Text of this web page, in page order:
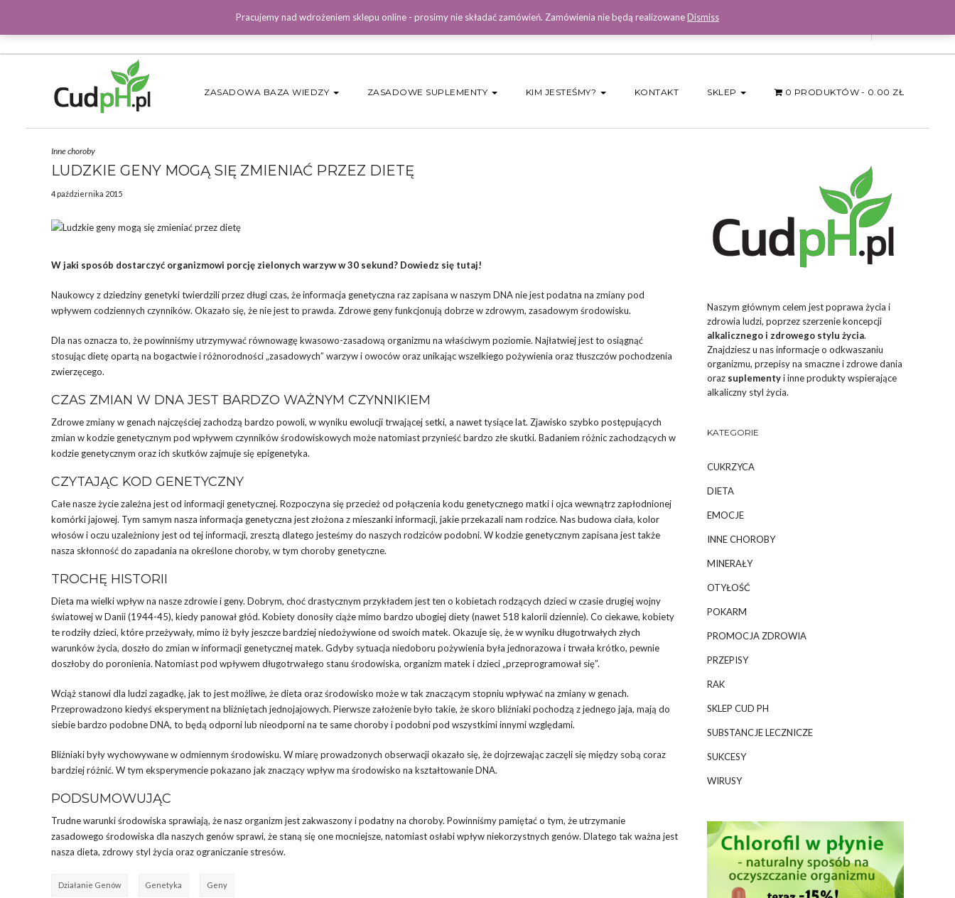
ZASADOWA BAZA WIEDZY ZASADOWE SUPLEMENTY KIM JESTEŚMY? KONTAKT SKLEP 0 PRODUKTÓW 0.00 ZŁ
Inne choroby
LUDZKIE GENY MOGĄ SIĘ ZMIENIAĆ PRZEZ DIETĘ
4 października 2015
W jaki sposób dostarczyć organizmowi porcję zielonych warzyw w 30 sekund? Dowiedz się tutaj!
Naukowcy z dziedziny genetyki twierdzili przez długi czas, że informacja genetyczna raz zapisana w naszym DNA nie jest podatna na zmiany pod
wpływem codziennych czynników. Okazało się, że nie jest to prawda. Zdrowe geny funkcjonują dobrze w zdrowym, zasadowym środowisku.
Dla nas oznacza to, że powinniśmy utrzymywać równowagę kwasowo-zasadową organizmu na właściwym poziomie. Najłatwiej jest to osiągnąć
stosując dietę opartą na bogactwie i różnorodności „zasadowych” warzyw i owoców oraz unikając wszelkiego pożywienia oraz tłuszczów pochodzenia
zwierzęcego.
CZAS ZMIAN W DNA JEST BARDZO WAŻNYM CZYNNIKIEM
Zdrowe zmiany w genach najczęściej zachodzą bardzo powoli, w wyniku ewolucji trwającej setki, a nawet tysiące lat. Zjawisko szybko postępujących
zmian w kodzie genetycznym pod wpływem czynników środowiskowych może natomiast przynieść bardzo złe skutki. Badaniem różnic zachodzących w
kodzie genetycznym oraz ich skutków zajmuje się epigenetyka.
CZYTAJĄC KOD GENETYCZNY
Całe nasze życie zależna jest od informacji genetycznej. Rozpoczyna się przecież od połączenia kodu genetycznego matki i ojca wewnątrz zapłodnionej
komórki jajowej. Tym samym nasza informacja genetyczna jest złożona z mieszanki informacji, jakie przekazali nam rodzice. Nas budowa ciała, kolor
włosów i oczu uzależniony jest od tej informacji, zresztą dlatego jesteśmy do naszych rodziców podobni. W kodzie genetycznym zapisana jest także
nasza skłonność do zapadania na określone choroby, w tym choroby genetyczne.
TROCHĘ HISTORII
Dieta ma wielki wpływ na nasze zdrowie i geny. Dobrym, choć drastycznym przykładem jest ten o kobietach rodzących dzieci w czasie drugiej wojny
światowej w Danii (1944-45), kiedy panował głód. Kobiety donosiły ciąże mimo bardzo ubogiej diety (nawet 518 kalorii dziennie). Co ciekawe, kobiety
te rodziły dzieci, które przeżywały, mimo iż były jeszcze bardziej niedożywione od swoich matek. Okazuje się, że w wyniku długotrwałych złych
warunków życia, doszło do zmian w informacji genetycznej matek. Gdyby sytuacja niedoboru pożywienia była jednorazowa i trwała krótko, pewnie
doszłoby do poronienia. Natomiast pod wpływem długotrwałego stanu środowiska, organizm matek i dzieci „przeprogramował się”.
Wciąż stanowi dla ludzi zagadkę, jak to jest możliwe, że dieta oraz środowisko może w tak znaczącym stopniu wpływać na zmiany w genach.
Przeprowadzono kiedyś eksperyment na bliźniętach jednojajowych. Pierwsze założenie było takie, że skoro bliźniaki pochodzą z jednego jaja, mają do
siebie bardzo podobne DNA, to będą odporni lub nieodporni na te same choroby i podobni pod wszystkimi innymi względami.
Bliźniaki były wychowywane w odmiennym środowisku. W miarę prowadzonych obserwacji okazało się, że dojrzewając zaczęli się między sobą coraz
bardziej różnić. W tym eksperymencie pokazano jak znaczący wpływ ma środowisko na kształtowanie DNA.
PODSUMOWUJĄC
Trudne warunki środowiska sprawiają, że nasz organizm jest zakwaszony i podatny na choroby. Powinniśmy pamiętać o tym, że utrzymanie
zasadowego środowiska dla naszych genów sprawi, że staną się one mocniejsze, natomiast osłabi wpływ niekorzystnych genów. Dlatego tak ważna jest
nasza dieta, zdrowy styl życia oraz ograniczanie stresów.
Działanie Genów Genetyka Geny
Naszym głównym celem jest poprawa życia i
zdrowia ludzi, poprzez szerzenie koncepcji
alkalicznego i zdrowego stylu życia.
Znajdziesz u nas informacje o odkwaszaniu
organizmu, przepisy na smaczne i zdrowe dania
oraz suplementyi inne produkty wspierające
alkaliczny styl życia.
KATEGORIE
CUKRZYCA
DIETA
EMOCJE
INNE CHOROBY
MINERAŁY
OTYŁOŚĆ
POKARM
PROMOCJA ZDROWIA
PRZEPISY
RAK
SKLEP CUD PH
SUBSTANCJE LECZNICZE
SUKCESY
WIRUSY
Pracujemy nad wdrożeniem sklepu online - prosimy nie składać zamówień. Zamówienia nie będą realizowaneDismiss